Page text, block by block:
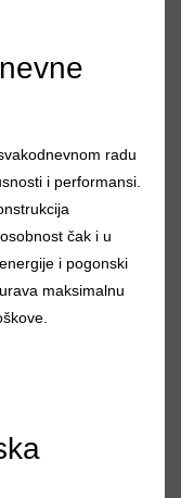
radu
i performansi.
čak i u
i pogonski
maksimalnu